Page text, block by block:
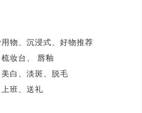
物、沉浸式、好物推荐
妆台、 唇釉
白、淡斑、脱毛
班、送礼